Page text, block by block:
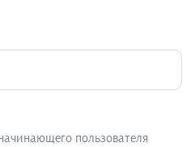
пользователя